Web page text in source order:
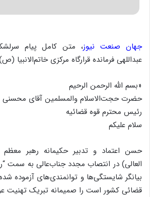
جهان صنعت نیوز، متن کامل پیام
عبداللهی فرمانده قرارگاه مرکزی
«بسم الله الرحمن الرحیم
حضرت حجت‌الاسلام والمسلمین آقای محسنی
رئیس محترم قوه قضائیه
سلام علیکم
حسن اعتماد و تدبیر حکیمانه رهبر معظم
العالی) در انتصاب مجدد جناب‌عالی به سمت
بیانگر شایستگی‌ها و توانمندی‌های آزموده
قضائی کشور است را صمیمانه تبریک تهنیت